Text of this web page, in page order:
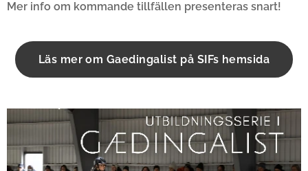
Mer info om kommande tillfällen presenteras snart!
Läs mer om Gaedingalist på SIFs hemsida